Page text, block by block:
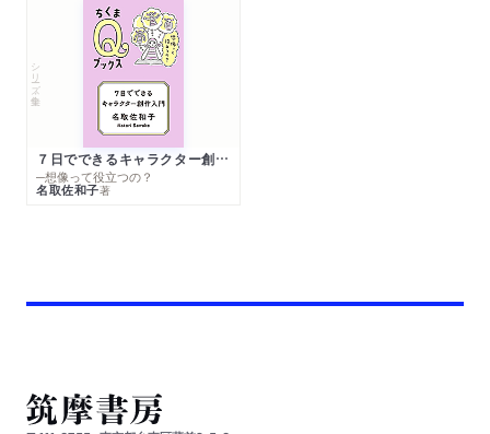
シリーズ・全集
７日でできるキャラクター創作入門
─想像って役立つの？
名取佐和子著